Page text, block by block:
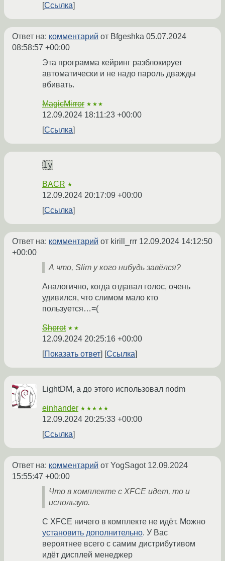
Ссылка
Ответ на: комментарий от Bfgeshka 05.07.2024
08:58:57 +00:00
Эта программа кейринг разблокирует
автоматически и не надо пароль дважды
вбивать.
MagicMirror ★★★
12.09.2024 18:11:23 +00:00
Ссылка
ly
BACR ★
12.09.2024 20:17:09 +00:00
Ссылка
Ответ на: комментарий от kirill_rrr 12.09.2024 14:12:50
+00:00
А что, Slim у кого нибудь завёлся?
Аналогично, когда отдавал голос, очень
удивился, что слимом мало кто
пользуется…=(
Shprot ★★
12.09.2024 20:25:16 +00:00
Показать ответ
Ссылка
LightDM, а до этого использовал nodm
einhander ★★★★★
12.09.2024 20:25:33 +00:00
Ссылка
Ответ на: комментарий от YogSagot 12.09.2024
15:55:47 +00:00
Что в комплекте с XFCE идет, то и
использую.
С XFCE ничего в комплекте не идёт. Можно
установить дополнительно. У Вас
вероятнее всего с самим дистрибутивом
идёт дисплей менеджер